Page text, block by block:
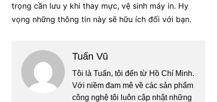
trọng cần lưu y khi thay mực, vệ sinh máy in. Hy
vọng những thông tin này sẽ hữu ích đối với bạn.
Tuấn Vũ
Tôi là Tuấn, tôi đến từ Hồ Chí Minh.
Với niềm đam mê về các sản phẩm
công nghệ tôi luôn cập nhật những